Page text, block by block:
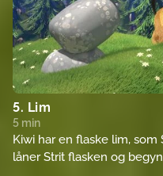
5. Lim
5 min
Kiwi har en flaske lim,
låner Strit flasken og